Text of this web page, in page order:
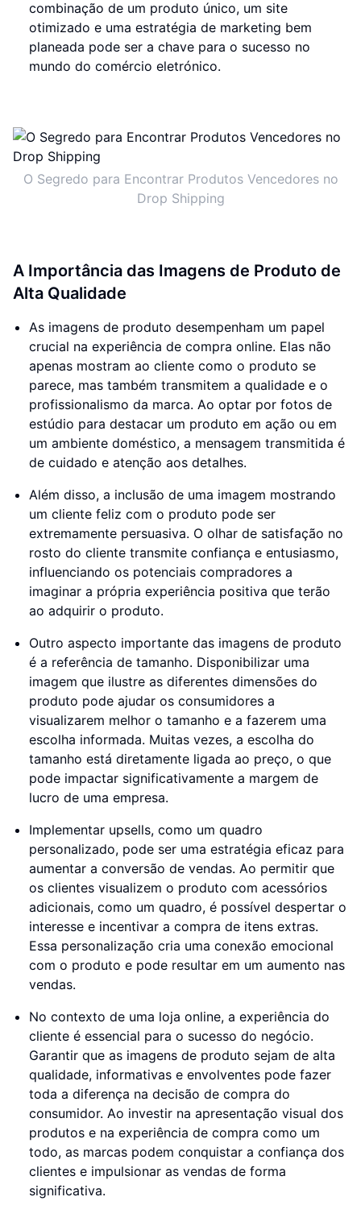
combinação de um produto único, um site
otimizado e uma estratégia de marketing bem
planeada pode ser a chave para o sucesso no
mundo do comércio eletrónico.
O Segredo para Encontrar Produtos Vencedores no
Drop Shipping
A Importância das Imagens de Produto de
Alta Qualidade
As imagens de produto desempenham um papel
crucial na experiência de compra online. Elas não
apenas mostram ao cliente como o produto se
parece, mas também transmitem a qualidade e o
profissionalismo da marca. Ao optar por fotos de
estúdio para destacar um produto em ação ou em
um ambiente doméstico, a mensagem transmitida é
de cuidado e atenção aos detalhes.
Além disso, a inclusão de uma imagem mostrando
um cliente feliz com o produto pode ser
extremamente persuasiva. O olhar de satisfação no
rosto do cliente transmite confiança e entusiasmo,
influenciando os potenciais compradores a
imaginar a própria experiência positiva que terão
ao adquirir o produto.
Outro aspecto importante das imagens de produto
é a referência de tamanho. Disponibilizar uma
imagem que ilustre as diferentes dimensões do
produto pode ajudar os consumidores a
visualizarem melhor o tamanho e a fazerem uma
escolha informada. Muitas vezes, a escolha do
tamanho está diretamente ligada ao preço, o que
pode impactar significativamente a margem de
lucro de uma empresa.
Implementar upsells, como um quadro
personalizado, pode ser uma estratégia eficaz para
aumentar a conversão de vendas. Ao permitir que
os clientes visualizem o produto com acessórios
adicionais, como um quadro, é possível despertar o
interesse e incentivar a compra de itens extras.
Essa personalização cria uma conexão emocional
com o produto e pode resultar em um aumento nas
vendas.
No contexto de uma loja online, a experiência do
cliente é essencial para o sucesso do negócio.
Garantir que as imagens de produto sejam de alta
qualidade, informativas e envolventes pode fazer
toda a diferença na decisão de compra do
consumidor. Ao investir na apresentação visual dos
produtos e na experiência de compra como um
todo, as marcas podem conquistar a confiança dos
clientes e impulsionar as vendas de forma
significativa.